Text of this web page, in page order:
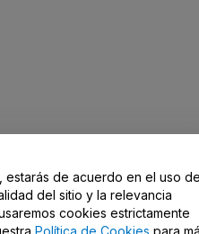
estarás de acuerdo en el uso
del sitio y la relevancia
cookies estrictamente
Política de Cookies para